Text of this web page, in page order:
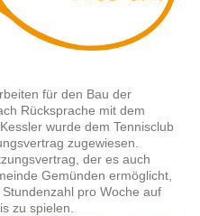
für den Bau der
Rücksprache mit dem
wurde dem Tennisclub
zugewiesen.
der es auch
Gemünden ermöglicht,
pro Woche auf
zu spielen.